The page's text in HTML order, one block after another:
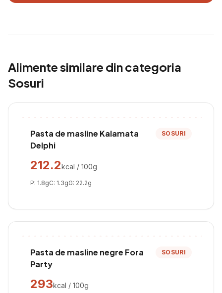
Alimente similare din categoria
Sosuri
Pasta de masline Kalamata
Delphi
SOSURI
212.2kcal / 100g
P: 1.8gC: 1.3gG: 22.2g
Pasta de masline negre Fora
Party
SOSURI
293kcal / 100g